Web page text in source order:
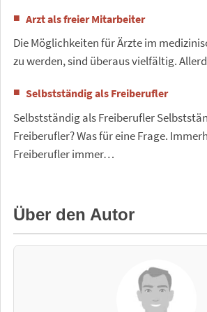
Arzt als freier Mitarbeiter
Die Möglichkeiten für Ärzte im
zu werden, sind überaus vielfältig.
Selbstständig als Freiberufler
Selbstständig als Freiberufler
Freiberufler? Was für eine Frage.
Freiberufler immer…
Über den Autor